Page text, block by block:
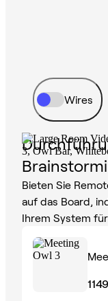
Wires
Bieten Sie
auf das Board,
Ihrem System
1149